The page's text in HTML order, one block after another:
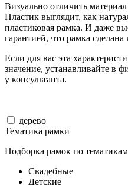
Визуально отличить
Пластик выглядит, как
пластиковая рамка. И даже
гарантией, что рамка сделана
Если для вас эта
значение, устанавливайте в
у консультанта.
дерево
Тематика рамки
Подборка рамок по
Свадебные
Детские